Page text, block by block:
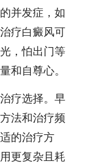
并发症，如
疗白癜风可
，怕出门等
和自尊心。
疗选择。早
法和治疗频
的治疗方
更复杂且耗